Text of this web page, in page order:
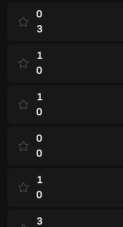
0
3
1
0
1
0
0
0
1
0
3